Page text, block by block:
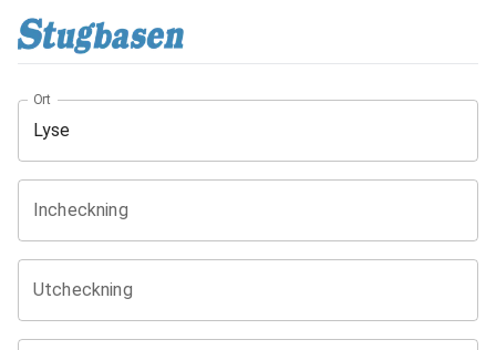
Ort
Incheckning
Utcheckning